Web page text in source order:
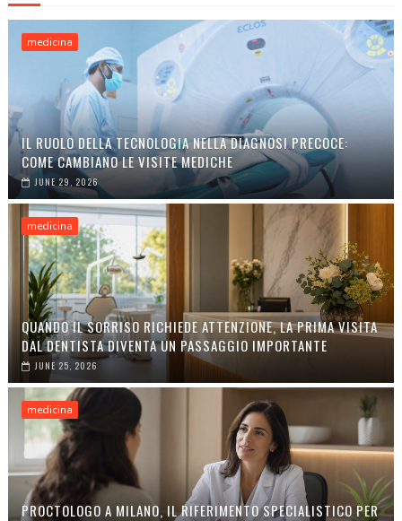
medicina
IL RUOLO DELLA TECNOLOGIA NELLA DIAGNOSI PRECOCE:
COME CAMBIANO LE VISITE MEDICHE
JUNE 29, 2026
medicina
QUANDO IL SORRISO RICHIEDE ATTENZIONE, LA PRIMA VISITA
DAL DENTISTA DIVENTA UN PASSAGGIO IMPORTANTE
JUNE 25, 2026
medicina
PROCTOLOGO A MILANO, IL RIFERIMENTO SPECIALISTICO PER